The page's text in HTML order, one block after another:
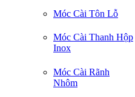
Móc Cài Tôn Lỗ
Móc Cài Thanh Hộp
Inox
Móc Cài Rãnh
Nhôm